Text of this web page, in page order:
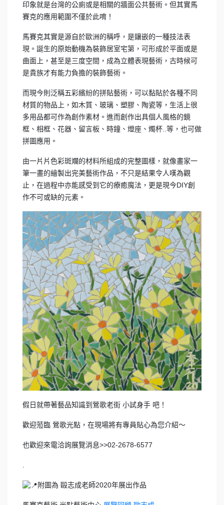
印象就是台灣的公廁或是相關的牆面公共藝術。但其實馬
賽克的應用範圍不僅於此唷！
馬賽克其實是源自於歐洲的稱呼，是鑲嵌的一種技法表
現。誕生的原始動機為裝飾居室宅第，可形成於平面或是
曲面上，甚至是三度空間，成為立體表現藝術，古時候可
是貴族才有能力負擔的裝飾藝術。
而現今則泛稱五彩繽紛的拼貼藝術，可以黏貼於各種不同
材質的物品上，如木質、玻璃、塑膠、陶瓷等，生活上很
多用品都可作為創作素材。進而創作出具個人風格的鏡
框、相框、花器、留言板、時鐘、燈座、燭杯..等，也可做
拼圖應用。
由一片片色彩斑斕的材料所組成的完整圖樣，就像畫家一
筆一畫的繪製出完美藝術作品，不只是結果令人嘆為觀
止，在過程中亦能感受到它的療癒魔法，更是現今DIY創
作不可或缺的元素。
假日就帶著藝品知識到鶯歌老街 小試身手 吧！
歡迎蒞臨 鶯歌光點，在現場將有專員貼心為您介紹～
也歡迎來電洽詢展覽消息>>02-2678-6577
附圖為 毆志成老師2020年展出作品